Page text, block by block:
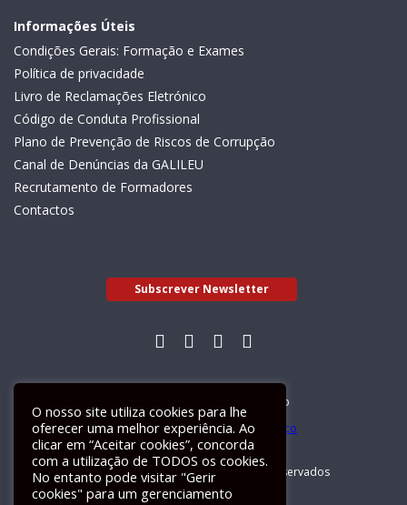
Informações Úteis
Condições Gerais: Formação e Exames
Política de privacidade
Livro de Reclamações Eletrónico
Código de Conduta Profissional
Plano de Prevenção de Riscos de Corrupção
Canal de Denúncias da GALILEU
Recrutamento de Formadores
Contactos
Subscrever Newsletter
Livro de Reclamações Electrónico
GALILEU 2026 © Todos os direitos reservados
O nosso site utiliza cookies para lhe
oferecer uma melhor experiência. Ao
clicar em “Aceitar cookies”, concorda
com a utilização de TODOS os cookies.
No entanto pode visitar "Gerir
cookies" para um gerenciamento